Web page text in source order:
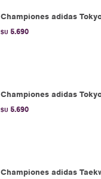
Championes adidas
$U 5.690
Championes adidas
$U 5.690
Championes adidas